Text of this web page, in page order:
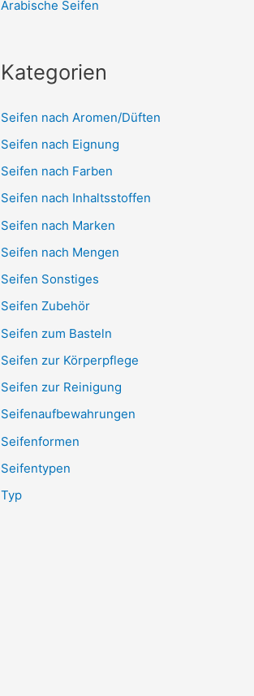
Arabische Seifen
Kategorien
Seifen nach Aromen/Düften
Seifen nach Eignung
Seifen nach Farben
Seifen nach Inhaltsstoffen
Seifen nach Marken
Seifen nach Mengen
Seifen Sonstiges
Seifen Zubehör
Seifen zum Basteln
Seifen zur Körperpflege
Seifen zur Reinigung
Seifenaufbewahrungen
Seifenformen
Seifentypen
Typ